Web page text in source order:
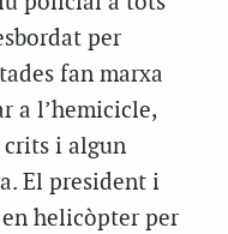
per
fan marxa
a l’hemicicle,
crits i algun
El president i
helicòpter per